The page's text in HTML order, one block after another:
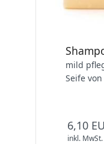
mild
Seife
6,10
inkl. MwSt.